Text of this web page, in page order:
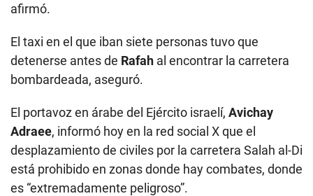
afirmó.
El taxi en el que iban siete personas tuvo que
detenerse antes de Rafah al encontrar la carretera
bombardeada, aseguró.
El portavoz en árabe del Ejército israelí, Avichay
Adraee, informó hoy en la red social X que el
desplazamiento de civiles por la carretera Salah al-Di
está prohibido en zonas donde hay combates, donde
es “extremadamente peligroso”.